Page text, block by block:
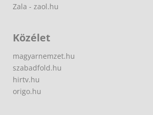
Zala - zaol.hu
Közélet
magyarnemzet.hu
szabadfold.hu
hirtv.hu
origo.hu